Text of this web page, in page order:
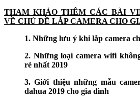
THAM KHẢO THÊM CÁC BÀI
VỀ CHỦ ĐỀ LẮP CAMERA CHO
1. Những lưu ý khi lắp camera
2. Những loại camera wifi
rẻ nhất 2019
3. Giới thiệu những mẫu
dahua 2019 cho gia đình